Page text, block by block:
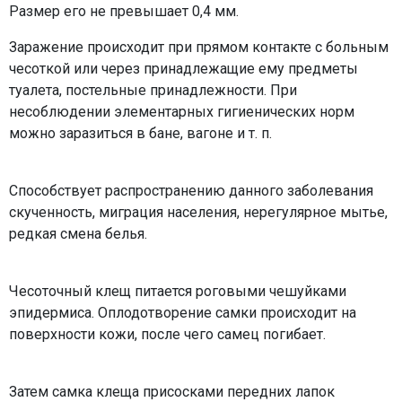
Размер его не превышает 0,4 мм.
Заражение происходит при прямом контакте с больным
чесоткой или через принадлежащие ему предметы
туалета, постельные принадлежности. При
несоблюдении элементарных гигиенических норм
можно заразиться в бане, вагоне и т. п.
Способствует распространению данного заболевания
скученность, миграция населения, нерегулярное мытье,
редкая смена белья.
Чесоточный клещ питается роговыми чешуйками
эпидермиса. Оплодотворение самки происходит на
поверхности кожи, после чего самец погибает.
Затем самка клеща присосками передних лапок